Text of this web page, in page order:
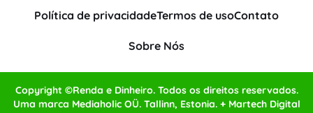
Política de privacidadeTermos de usoContato
Sobre Nós
Copyright ©Renda e Dinheiro. Todos os direitos reservados.
Uma marca Mediaholic OÜ. Tallinn, Estonia. + Martech Digital